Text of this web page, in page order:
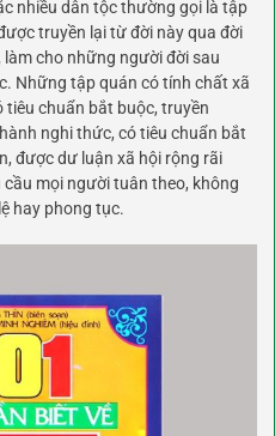
nhiều dân tộc thường gọi là tập
truyền lại từ đời này qua đời
làm cho những người đời sau
Những tập quán có tính chất xã
tiêu chuẩn bắt buộc, truyền
nghi thức, có tiêu chuẩn bắt
được dư luận xã hội rộng rãi
mọi người tuân theo, không
hay phong tục.